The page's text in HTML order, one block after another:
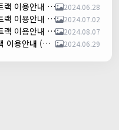
달밤 호치민 VIP 패스트트랙 이용안내 (떤션넛공항)
2024.06.28
달밤 나트랑 VIP 패스트트랙 이용안내 (깜란공항)
2024.07.02
달밤 하노이 VIP 패스트트랙 이용안내 (노이바이공항)
2024.08.07
달밤 다낭 VIP 패스트트랙 이용안내 (다낭국제공항) 2024.06.29